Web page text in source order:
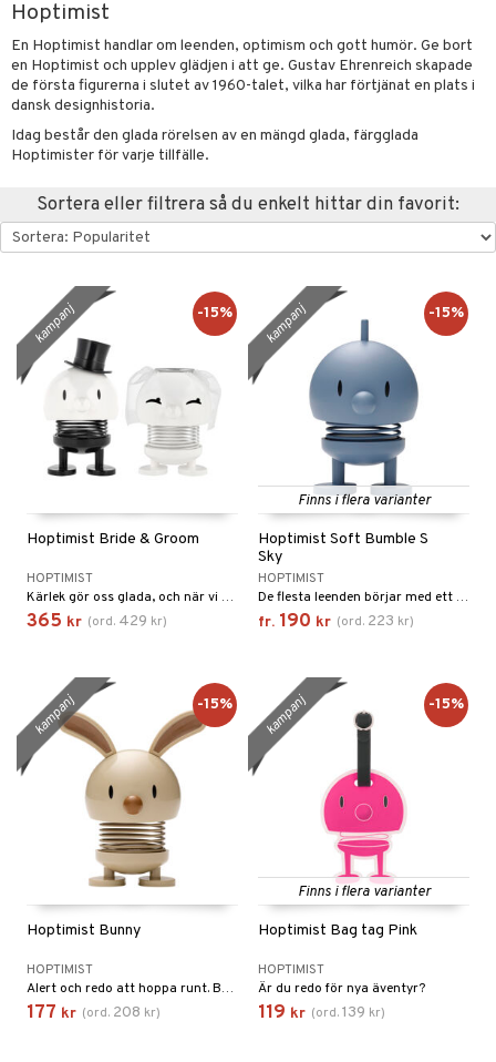
Hoptimist
En Hoptimist handlar om leenden, optimism och gott humör. Ge bort
en Hoptimist och upplev glädjen i att ge. Gustav Ehrenreich skapade
de första figurerna i slutet av 1960-talet, vilka har förtjänat en plats i
dansk designhistoria.
Idag består den glada rörelsen av en mängd glada, färgglada
Hoptimister för varje tillfälle.
Sortera eller filtrera så du enkelt hittar din favorit:
Hoptimist Bride & Groom
HOPTIMIST
Kärlek gör oss glada, och när vi gifter oss säger vi ja till att dela glädjen. Och varför inte dela en av livets största och lyckligaste ögonblick med vår söta Hoptimist-Brud och Hoptimist-Brudgum.
365 kr (ord. 429 kr)
kampanj -15%
Finns i flera varianter
Hoptimist Soft Bumble S
Sky
HOPTIMIST
De flesta leenden börjar med ett annat leende. Hoptimisten i soft-utgåvan är symbolen för leenden, optimism och gott humör, och med sina mjuka, matta färger och sitt runda, harmoniska uttryck sprider den glädje var den än hamnar.
fr. 190 kr (ord. 223 kr)
kampanj -15%
Hoptimist Bunny
HOPTIMIST
Alert och redo att hoppa runt. Bunny-Hoptimisten är oemotståndlig – den är både söt, fräck och helt oskyldig.
177 kr (ord. 208 kr)
kampanj -15%
Finns i flera varianter
Hoptimist Bag tag Pink
HOPTIMIST
Är du redo för nya äventyr?
119 kr (ord.139 kr)
kampanj -15%
& Korgar
& Skulpturer
Art
& Doftspridare
& Hyllor
& Krokar
& Korgar
kök
& Cocktailglas
& Avecglas
Te & Espresso
& Elvispar
maskiner
Karaffer
& Grönsaksknivar
Muggar
/ Outdoor
Bakformar
& Skålar
& Örngott
& Örngott
insektsskydd
svar